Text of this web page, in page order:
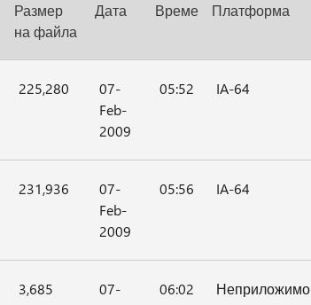
Размер
на файла
Дата Време Платформа
225,280
07-
Feb-
2009
05:52 IA-64
231,936
07-
Feb-
2009
05:56 IA-64
3,685
07-
06:02 Неприложимо